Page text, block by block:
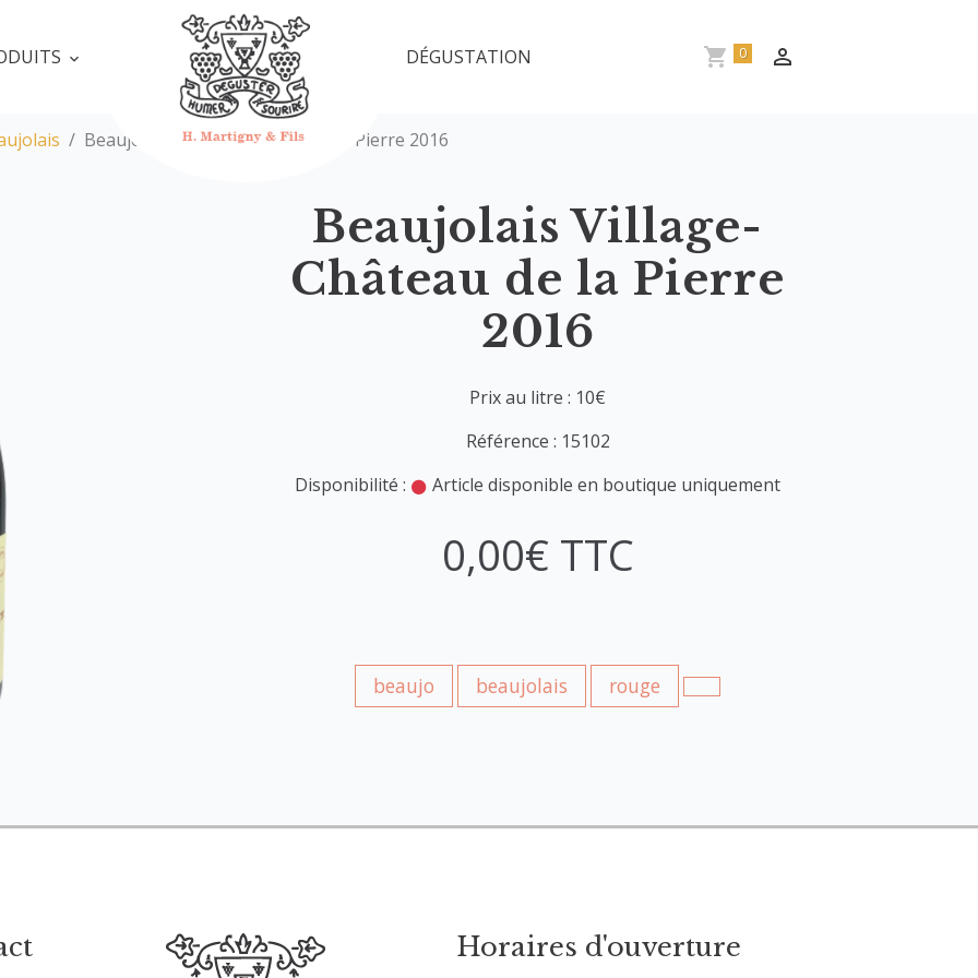
DÉGUSTATION 0
Beaujolais Village- Château de la Pierre 2016
Beaujolais Village-
Château de la Pierre
2016
Prix au litre : 10€
Référence : 15102
Disponibilité :
Article disponible en boutique uniquement
0,00€ TTC
beaujo beaujolais rouge
Horaires d'ouverture